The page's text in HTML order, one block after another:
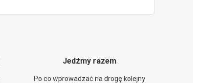
Jedźmy razem
Po co wprowadzać na drogę kolejny